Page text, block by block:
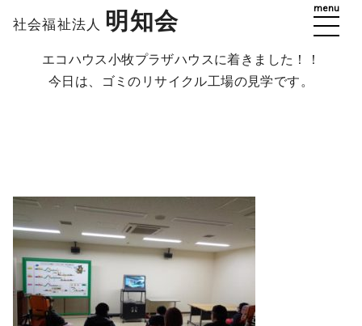
menu
社会福祉法人 明知会
エコハウス小牧プラザハウスに着きました！！
今日は、ゴミのリサイクル工場の見学です。